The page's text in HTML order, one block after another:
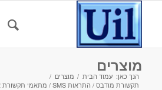
מוצרים
הנך כאן: עמוד הבית / מוצרים /
תקשורת מודבס / התראות SMS / מתאמי תקשורת אלחוטי ורשת